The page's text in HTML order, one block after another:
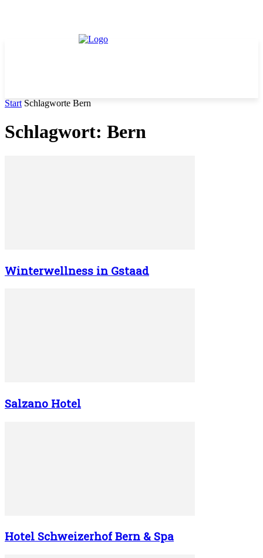
Start Schlagworte Bern
Schlagwort: Bern
Winterwellness in Gstaad
Salzano Hotel
Hotel Schweizerhof Bern & Spa